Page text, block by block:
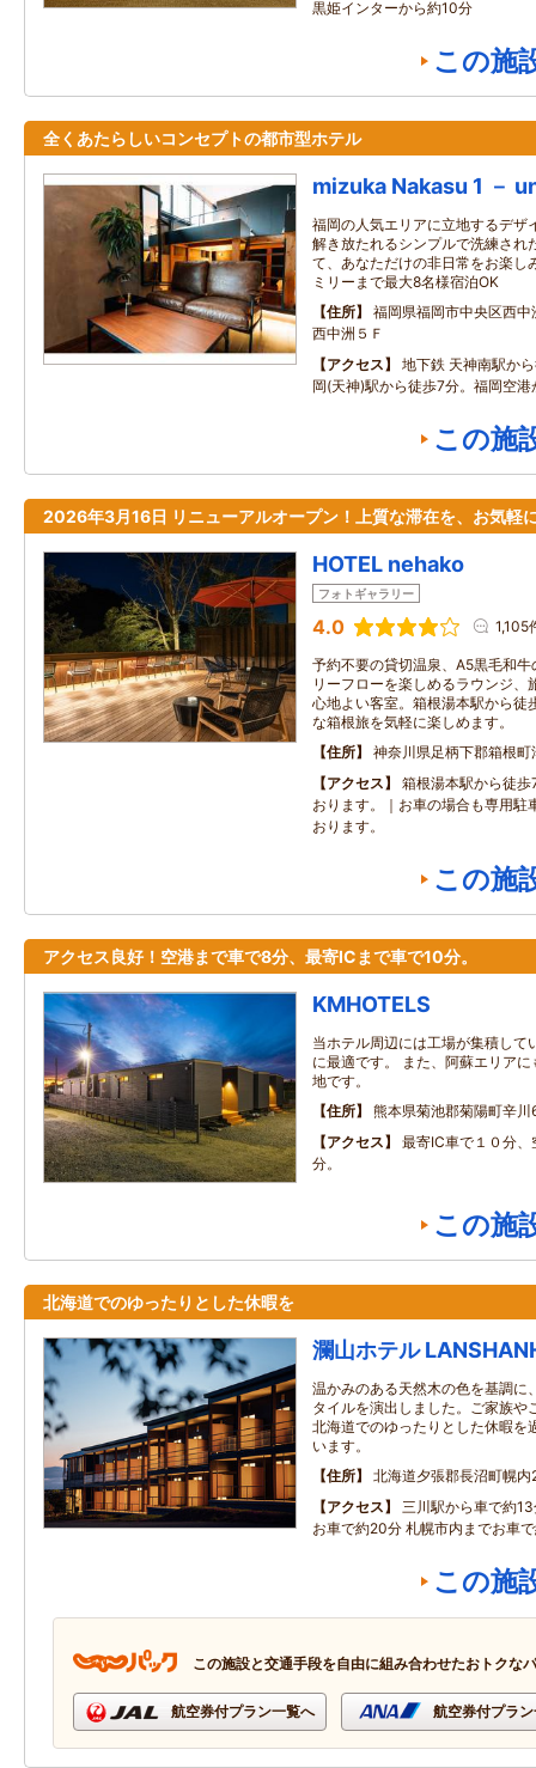
黒姫インターから約10分
この施
全くあたらしいコンセプトの都市型ホテル
mizuka Nakasu 1 －
福岡の人気エリアに立地するデザ
解き放たれるシンプルで洗練され
て、あなただけの非日常をお楽し
ミリーまで最大8名様宿泊OK
住所
福岡県福岡市中央区西
西中洲５Ｆ
アクセス
地下鉄 天神南駅か
岡(天神)駅から徒歩7分。福岡空
この施
2026年3月16日 リニューアルオープン！上質な滞在を、お気軽
HOTEL nehako
フォトギャラリー
4.0 1,105
予約不要の貸切温泉、A5黒毛和
リーフローを楽しめるラウンジ、
心地よい客室。箱根湯本駅から徒
な箱根旅を気軽に楽しめます。
住所
神奈川県足柄下郡箱根
アクセス
箱根湯本駅から徒
おります。｜お車の場合も専用駐
おります。
この施
アクセス良好！空港まで車で8分、最寄ICまで車で10分。
KMHOTELS
当ホテル周辺には工場が集積して
に最適です。 また、阿蘇エリア
地です。
住所
熊本県菊池郡菊陽町辛川
アクセス
最寄IC車で１０分
分。
この施
北海道でのゆったりとした休暇を
瀾山ホテル
温かみのある天然木の色を基調に
タイルを演出しました。ご家族や
北海道でのゆったりとした休暇を
います。
住所
北海道夕張郡長沼町幌内
アクセス
三川駅から車で約
お車で約20分 札幌市内までお車
この施
この施設と交通手段を自由に組み合わせたおトクな
航空券付プラン一覧へ 航空券付プラ